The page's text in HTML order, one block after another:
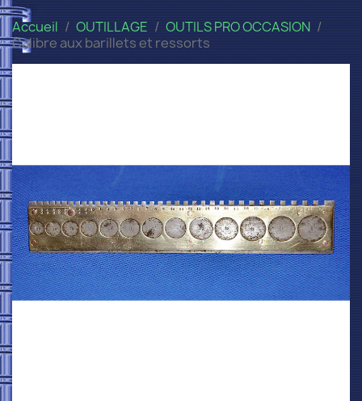
Accueil OUTILLAGE
OUTILS PRO OCCASION
Calibre aux barillets et ressorts